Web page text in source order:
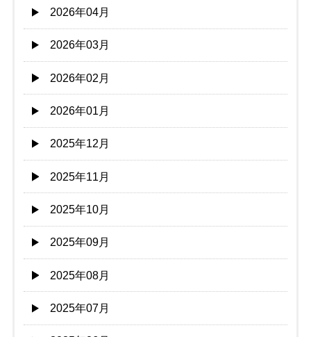
2026年04月
2026年03月
2026年02月
2026年01月
2025年12月
2025年11月
2025年10月
2025年09月
2025年08月
2025年07月